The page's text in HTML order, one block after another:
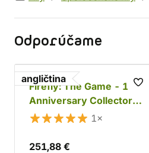
Odporúčame
angličtina
Firefly: The Game - 10.
Anniversary Collector's
Edition
1×
251,88 €